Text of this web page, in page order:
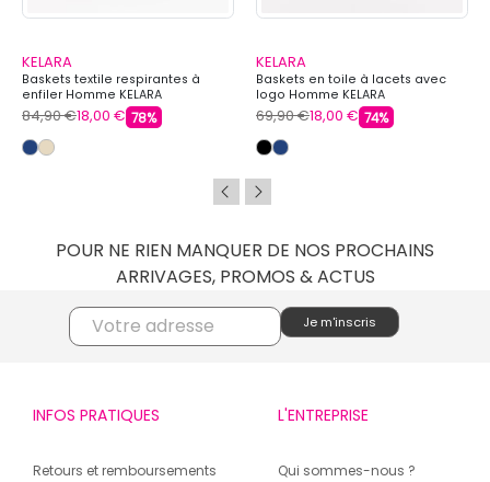
KELARA
Baskets textile respirantes à
enfiler Homme KELARA
84,90 €18,00 € 78%
KELARA
Baskets en toile à lacets avec
logo Homme KELARA
69,90 €18,00 € 74%
POUR NE RIEN MANQUER DE NOS PROCHAINS
ARRIVAGES, PROMOS & ACTUS
INFOS PRATIQUES
Retours et remboursements
L'ENTREPRISE
Qui sommes-nous ?